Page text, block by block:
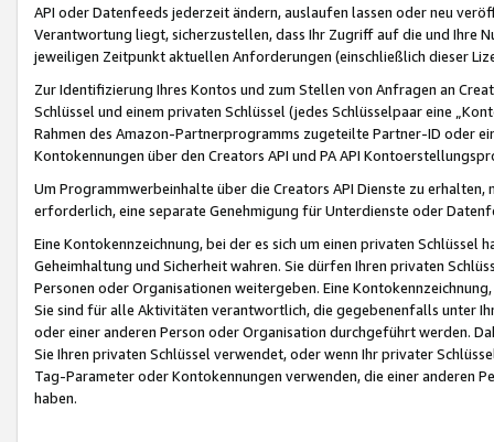
API oder Datenfeeds jederzeit ändern, auslaufen lassen oder neu
Verantwortung liegt, sicherzustellen, dass Ihr Zugriff auf die und Ihre
jeweiligen Zeitpunkt aktuellen Anforderungen (einschließlich dieser
Zur Identifizierung Ihres Kontos und zum Stellen von Anfragen an
Schlüssel und einem privaten Schlüssel (jedes Schlüsselpaar eine
Rahmen des Amazon-Partnerprogramms zugeteilte Partner-ID oder
Kontokennungen über den Creators API und PA API
Um Programmwerbeinhalte über die Creators API Dienste zu
erforderlich, eine separate Genehmigung für Unterdienste oder
Eine Kontokennzeichnung, bei der es sich um einen privaten
Geheimhaltung und Sicherheit wahren. Sie dürfen Ihren privaten
Personen oder Organisationen weitergeben. Eine
Sie sind für alle Aktivitäten verantwortlich, die gegebenenfalls unter
oder einer anderen Person oder Organisation durchgeführt werden.
Sie Ihren privaten Schlüssel verwendet, oder wenn Ihr privater
Tag-Parameter oder Kontokennungen verwenden, die einer anderen
haben.